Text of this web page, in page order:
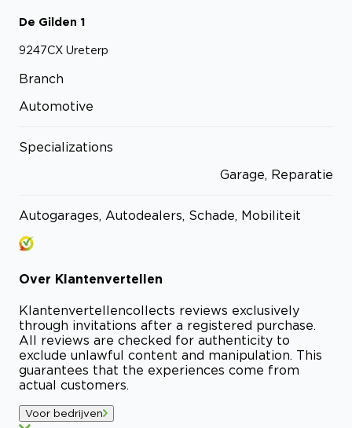
De Gilden 1
9247CX Ureterp
Branch
Automotive
Specializations
Garage, Reparatie
Autogarages, Autodealers, Schade, Mobiliteit
Over Klantenvertellen
Klantenvertellencollects reviews exclusively
through invitations after a registered purchase.
All reviews are checked for authenticity to
exclude unlawful content and manipulation. This
guarantees that the experiences come from
actual customers.
Voor bedrijven